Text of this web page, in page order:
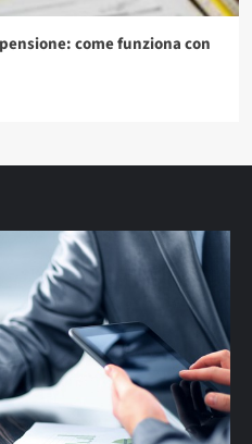
come funziona con